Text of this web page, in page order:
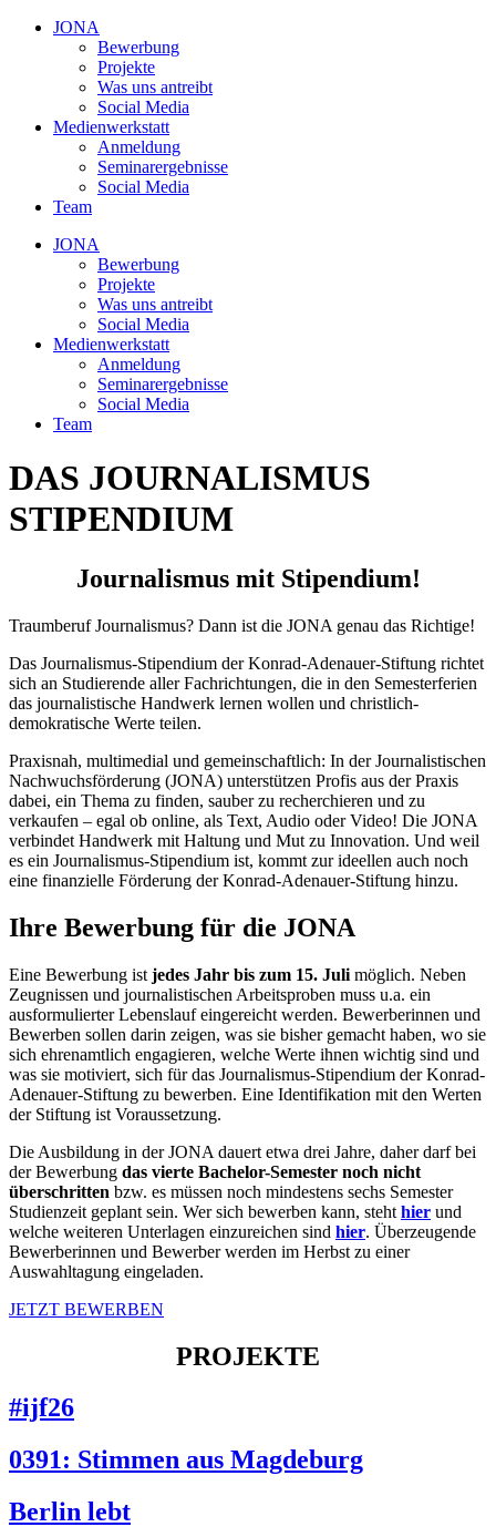
JONA
Bewerbung
Projekte
Was uns antreibt
Social Media
Medienwerkstatt
Anmeldung
Seminarergebnisse
Social Media
Team
JONA
Bewerbung
Projekte
Was uns antreibt
Social Media
Medienwerkstatt
Anmeldung
Seminarergebnisse
Social Media
Team
DAS JOURNALISMUS
STIPENDIUM
Journalismus mit Stipendium!
Traumberuf Journalismus? Dann ist die JONA genau das Richtige!
Das Journalismus-Stipendium der Konrad-Adenauer-Stiftung richtet
sich an Studierende aller Fachrichtungen, die in den Semesterferien
das journalistische Handwerk lernen wollen und christlich-
demokratische Werte teilen.
Praxisnah, multimedial und gemeinschaftlich: In der Journalistischen
Nachwuchsförderung (JONA) unterstützen Profis aus der Praxis
dabei, ein Thema zu finden, sauber zu recherchieren und zu
verkaufen – egal ob online, als Text, Audio oder Video! Die JONA
verbindet Handwerk mit Haltung und Mut zu Innovation. Und weil
es ein Journalismus-Stipendium ist, kommt zur ideellen auch noch
eine finanzielle Förderung der Konrad-Adenauer-Stiftung hinzu.
Ihre Bewerbung für die JONA
Eine Bewerbung ist jedes Jahr bis zum 15. Juli möglich. Neben
Zeugnissen und journalistischen Arbeitsproben muss u.a. ein
ausformulierter Lebenslauf eingereicht werden. Bewerberinnen und
Bewerben sollen darin zeigen, was sie bisher gemacht haben, wo sie
sich ehrenamtlich engagieren, welche Werte ihnen wichtig sind und
was sie motiviert, sich für das Journalismus-Stipendium der Konrad-
Adenauer-Stiftung zu bewerben. Eine Identifikation mit den Werten
der Stiftung ist Voraussetzung.
Die Ausbildung in der JONA dauert etwa drei Jahre, daher darf bei
der Bewerbung das vierte Bachelor-Semester noch nicht
überschritten bzw. es müssen noch mindestens sechs Semester
Studienzeit geplant sein. Wer sich bewerben kann, steht hier und
welche weiteren Unterlagen einzureichen sind hier. Überzeugende
Bewerberinnen und Bewerber werden im Herbst zu einer
Auswahltagung eingeladen.
JETZT BEWERBEN
PROJEKTE
#ijf26
0391: Stimmen aus Magdeburg
Berlin lebt